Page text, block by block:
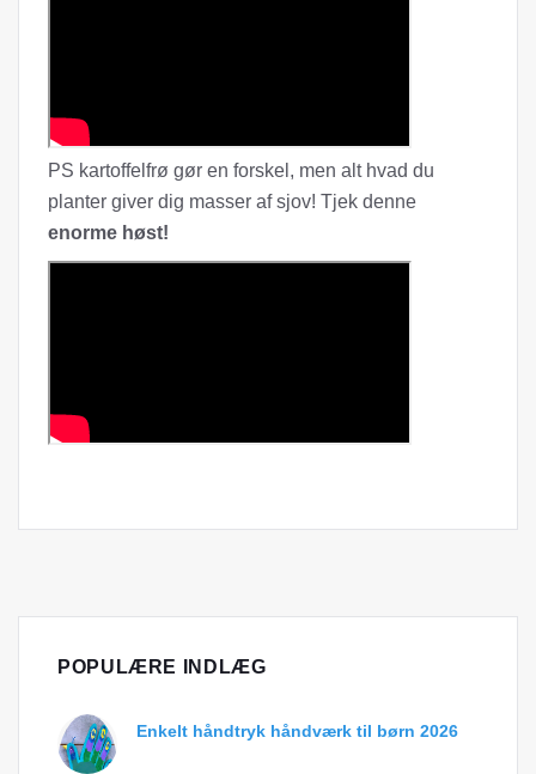
PS kartoffelfrø gør en forskel, men alt hvad du
planter giver dig masser af sjov! Tjek denne
enorme høst!
POPULÆRE INDLÆG
Enkelt håndtryk håndværk til børn 2026